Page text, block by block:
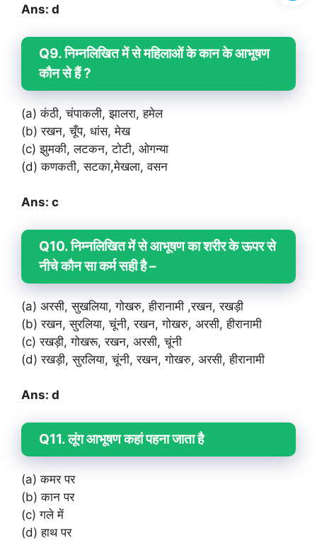
Ans: d
Q9. निम्नलिखित में से महिलाओं के कान के आभूषण
कौन से हैं ?
(a) कंठी, चंपाकली, झालरा, हमेल
(b) रखन, चूँप, धांस, मेख
(c) झुमकी, लटकन, टोटी, ओगन्या
(d) कणकती, सटका,मेखला, वसन
Ans: c
Q10. निम्नलिखित में से आभूषण का शरीर के ऊपर से
नीचे कौन सा कर्म सही है –
(a) अरसी, सुखलिया, गोखरु, हीरानामी ,रखन, रखड़ी
(b) रखन, सुरलिया, चूंनी, रखन, गोखरु, अरसी, हीरानामी
(c) रखड़ी, गोखरू, रखन, अरसी, चूंनी
(d) रखड़ी, सुरलिया, चूंनी, रखन, गोखरु, अरसी, हीरानामी
Ans: d
Q11. लूंग आभूषण कहां पहना जाता है
(a) कमर पर
(b) कान पर
(c) गले में
(d) हाथ पर